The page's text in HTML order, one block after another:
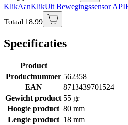
KlikAanKlikUit Bewegingssensor
Totaal 18.99
Specificaties
Product
Productnummer 562358
EAN
8713439701524
Gewicht product 55 gr
Hoogte product 80 mm
Lengte product 18 mm